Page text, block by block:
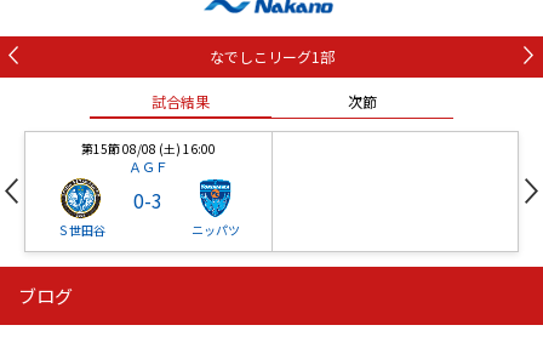
なでしこリーグ1部
試合結果 次節
第15節 08/08 (土) 16:00
ＡＧＦ
Ｓ世田谷
0-3
ニッパツ
ニッパツ 石人の星
ブログ